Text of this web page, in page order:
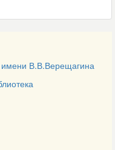
имени В.В.Верещагина